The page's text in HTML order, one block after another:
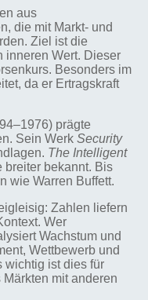
aus
die mit Markt- und
Ziel ist die
inneren Wert. Dieser
Besonders im
da er Ertragskraft
prägte
Sein Werk Security
The Intelligent
bekannt. Bis
wie Warren Buffett.
Zahlen liefern
Wer
Wachstum und
Wettbewerb und
wichtig ist dies für
mit anderen